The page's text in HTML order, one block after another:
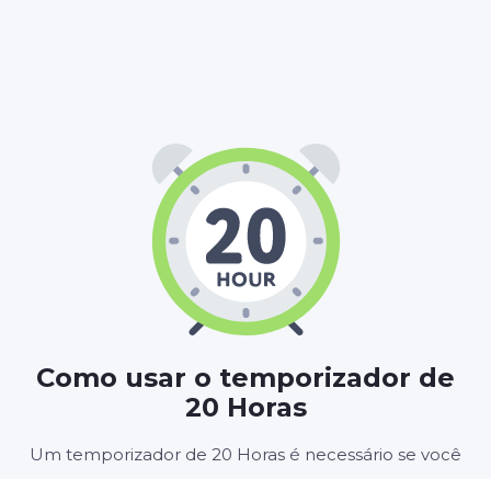
Como usar o temporizador de
20 Horas
Um temporizador de 20 Horas é necessário se você
20 00
MINUTOS 00